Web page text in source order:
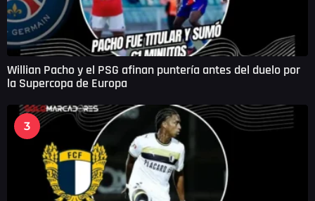
Willian Pacho y el PSG afinan puntería antes del duelo por
la Supercopa de Europa
3